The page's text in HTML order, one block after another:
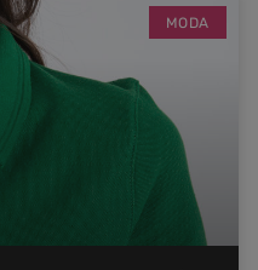
MODA